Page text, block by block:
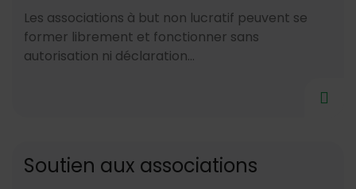
Les associations à but non lucratif peuvent se
former librement et fonctionner sans
autorisation ni déclaration...
Soutien aux associations